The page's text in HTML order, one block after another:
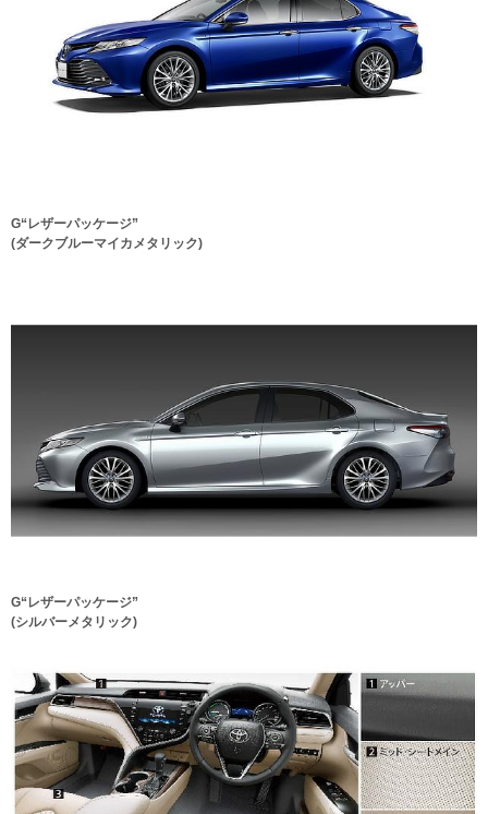
G“レザーパッケージ”
(ダークブルーマイカメタリック)
G“レザーパッケージ”
(シルバーメタリック)